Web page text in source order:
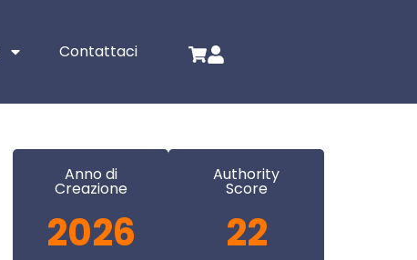
Contattaci
Anno di
Creazione
2026
Authority
Score
22